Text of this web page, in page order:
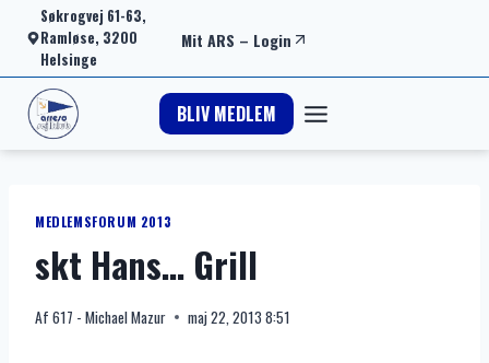
Fortsæt
indhold
Søkrogvej 61-63,
Ramløse, 3200
Helsinge
Mit ARS – Login
BLIV MEDLEM
MEDLEMSFORUM 2013
skt Hans… Grill
Af 617 - Michael Mazur maj 22, 2013 8:51